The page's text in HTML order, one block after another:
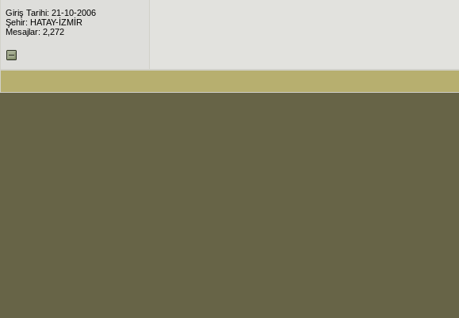
Giriş Tarihi: 21-10-2006
Şehir: HATAY-İZMİR
Mesajlar: 2,272